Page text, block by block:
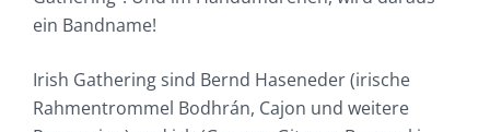
ein Bandname!
Irish Gathering sind Bernd Haseneder (irische
Rahmentrommel Bodhrán, Cajon und weitere